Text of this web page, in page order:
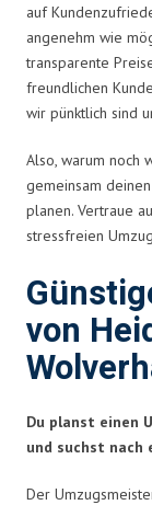
auf
angenehm wie
transparente
freundlichen
wir pünktlich sind
Also, warum noch
gemeinsam
planen. Vertraue
stressfreien
von
Du planst einen
und suchst nach
Der